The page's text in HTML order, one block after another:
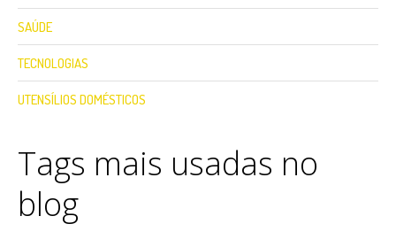
SAÚDE
TECNOLOGIAS
UTENSÍLIOS DOMÉSTICOS
Tags mais usadas no
blog